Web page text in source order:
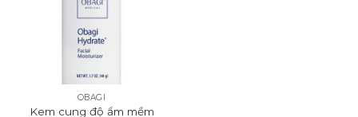
OBAGI
Kem cung độ ẩm mềm